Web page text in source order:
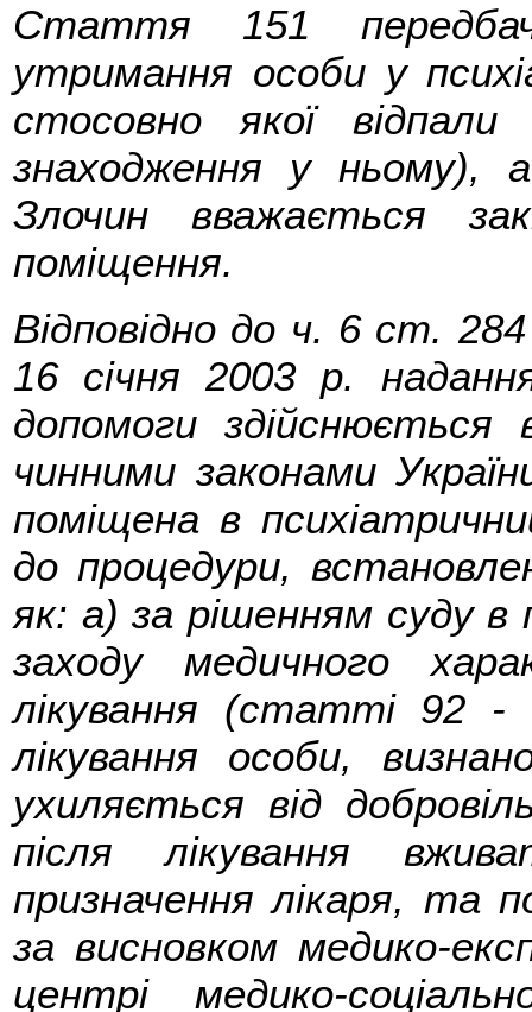
Стаття 151
утримання особи у
стосовно якої
знаходження у ньому),
Злочин вважається
поміщення.
Відповідно до ч. 6 ст. 284
16 січня 2003 р.
допомоги здійснюється
чинними законами
поміщена в
до процедури,
як: а) за рішенням суду в
заходу медичного
лікування (статті 92
лікування особи,
ухиляється від
після лікування
призначення лікаря, та
за висновком медико-
центрі медико-